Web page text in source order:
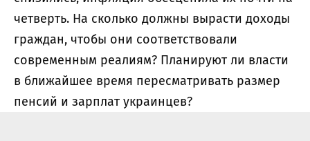
четверть. На сколько должны вырасти доходы
граждан, чтобы они соответствовали
современным реалиям? Планируют ли власти
в ближайшее время пересматривать размер
пенсий и зарплат украинцев?